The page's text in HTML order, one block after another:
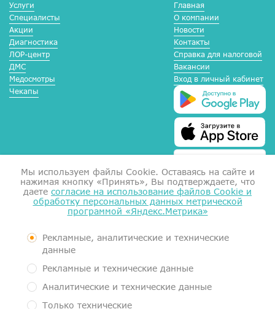
Услуги
Специалисты
Акции
Диагностика
ЛОР-центр
ДМС
Медосмотры
Чекапы
Главная
О компании
Новости
Контакты
Справка для налоговой
Вакансии
Вход в личный кабинет
Справка для налоговой
Документы
Контролирующие органы
Пользовательское соглашение
Политика обработки персональных данных
Медицинский центр МеркуриМед. Услуги оказывает Общество с
Мы используем файлы Сookie. Оставаясь на сайте и
нажимая кнопку «Принять», Вы подтверждаете, что
даете согласие на использование файлов Cookie и
обработку персональных данных метрической
программой «Яндекс.Метрика»
Рекламные, аналитические и технические
данные
Рекламные и технические данные
Аналитические и технические данные
Только технические